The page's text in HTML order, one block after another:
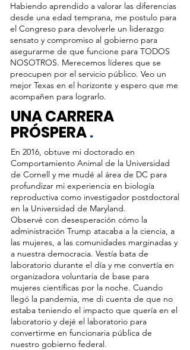
Habiendo aprendido a valorar las diferencias
desde una edad temprana, me postulo para
el Congreso para devolverle un liderazgo
sensato y compromiso al gobierno para
asegurarme de que funcione para TODOS
NOSOTROS. Merecemos líderes que se
preocupen por el servicio público. Veo un
mejor Texas en el horizonte y espero que me
acompañen para lograrlo.
UNA CARRERA
PRÓSPERA.
En 2016, obtuve mi doctorado en
Comportamiento Animal de la Universidad
de Cornell y me mudé al área de DC para
profundizar mi experiencia en biología
reproductiva como investigador postdoctoral
en la Universidad de Maryland.
Observé con desesperación cómo la
administración Trump atacaba a la ciencia, a
las mujeres, a las comunidades marginadas y
a nuestra democracia. Vestía bata de
laboratorio durante el día y me convertía en
organizadora voluntaria de base para
mujeres científicas por la noche. Cuando
llegó la pandemia, me di cuenta de que no
estaba teniendo el impacto que quería en el
laboratorio y dejé el laboratorio para
convertirme en funcionaria pública de
nuestro gobierno federal.